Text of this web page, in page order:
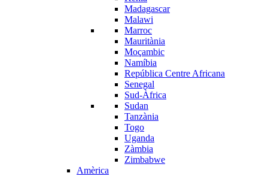
Madagascar
Malawi
Marroc
Mauritània
Moçambic
Namíbia
República Centre Africana
Senegal
Sud-Àfrica
Sudan
Tanzània
Togo
Uganda
Zàmbia
Zimbabwe
Amèrica